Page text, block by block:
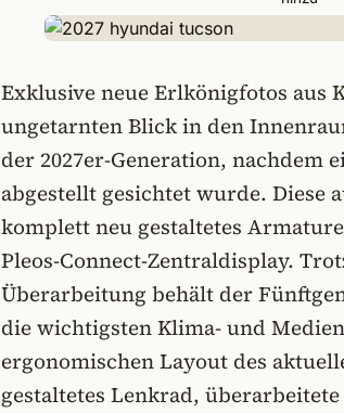
Exklusive neue Erlkönigfotos aus
ungetarnten Blick in den
der 2027er-Generation, nachdem
abgestellt gesichtet wurde. Diese
komplett neu gestaltetes
Pleos-Connect-Zentraldisplay.
Überarbeitung behält der
die wichtigsten Klima- und
ergonomischen Layout des
gestaltetes Lenkrad,